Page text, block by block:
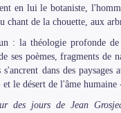
en lui le botaniste,
chant de la chouette, aux
: la théologie profonde
ses poèmes, fragments de
dans des paysages
le désert de l'âme humaine
des jours de Jean